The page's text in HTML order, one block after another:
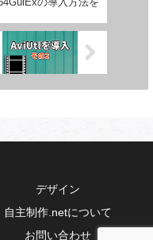
デザイン
自主制作.netについて
お問い合わせ